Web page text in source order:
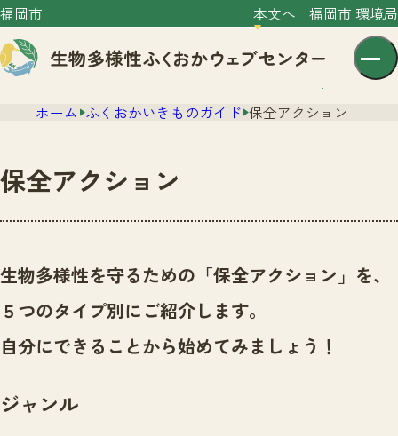
福岡市 本文へ 福岡市 環境局
センター紹介
センター紹介TOP
サイトポリシー
ニュース
ニュースTOP
市の取組み
いきものガイド
注目のいきもの
ホーム ふくおかいきものガイド 保全アクション
保全アクション
生物多様性を守るための「保全アクション」を、
５つのタイプ別にご紹介します。
自分にできることから始めてみましょう！
ジャンル